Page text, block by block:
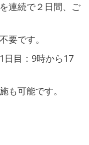
続で２日間、ご
です。
目：9時から17
です。